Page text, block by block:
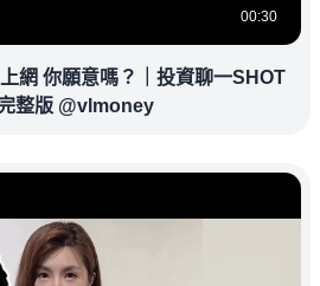
00:30
網 你願意嗎？｜投資聊一SHOT
整版 @vlmoney